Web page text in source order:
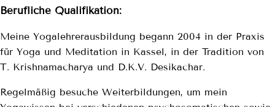
Berufliche Qualifikation:
Meine Yogalehrerausbildung begann 2004 in der Praxis
für Yoga und Meditation in Kassel, in der Tradition von
T. Krishnamacharya und D.K.V. Desikachar.
Regelmäßig besuche Weiterbildungen, um mein